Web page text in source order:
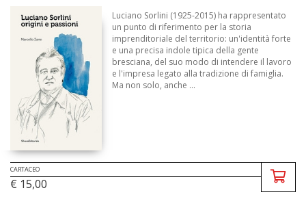
Luciano Sorlini (1925-2015) ha rappresentato
un punto di riferimento per la storia
imprenditoriale del territorio: un'identità forte
e una precisa indole tipica della gente
bresciana, del suo modo di intendere il lavoro
e l'impresa legato alla tradizione di famiglia.
Ma non solo, anche ...
CARTACEO
€ 15,00